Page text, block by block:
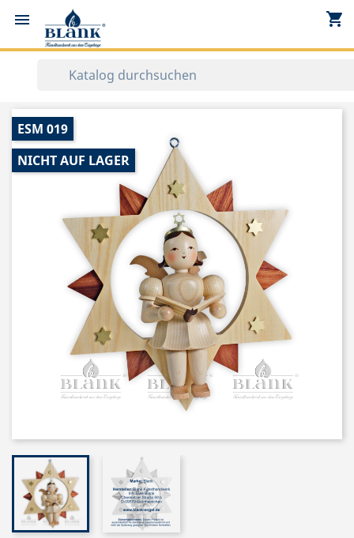
 shopping_cart
ESM 019
NICHT AUF LAGER